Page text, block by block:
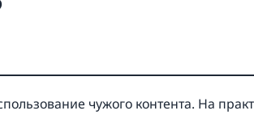
чужого контента. На